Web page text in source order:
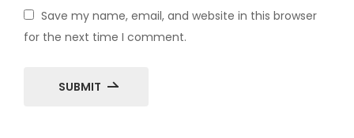
Save my name, email, and website in this browser
for the next time I comment.
SUBMIT